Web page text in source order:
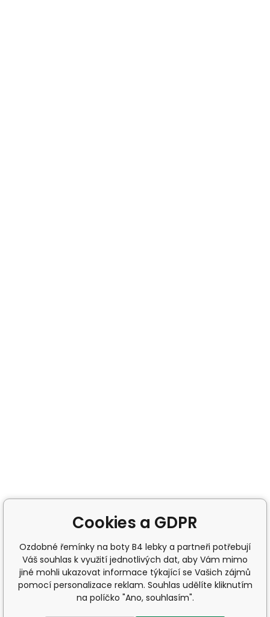
Cookies a GDPR
Ozdobné řemínky na boty B4 lebky a partneři potřebují
Váš souhlas k využití jednotlivých dat, aby Vám mimo
jiné mohli ukazovat informace týkající se Vašich zájmů
pomocí personalizace reklam. Souhlas udělíte kliknutím
na políčko "Ano, souhlasím".